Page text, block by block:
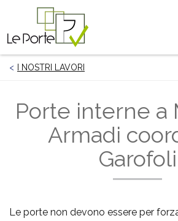
I NOSTRI LAVORI
Porte interne a
Armadi
Garofoli
Le porte non devono essere per